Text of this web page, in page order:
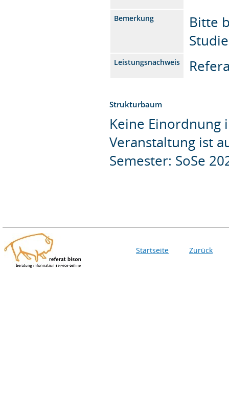
Bemerkung
Bitte
Leistungsnachweis
Strukturbaum
Keine Einordnung
Veranstaltung ist
Semester: SoSe
Startseite Zurück